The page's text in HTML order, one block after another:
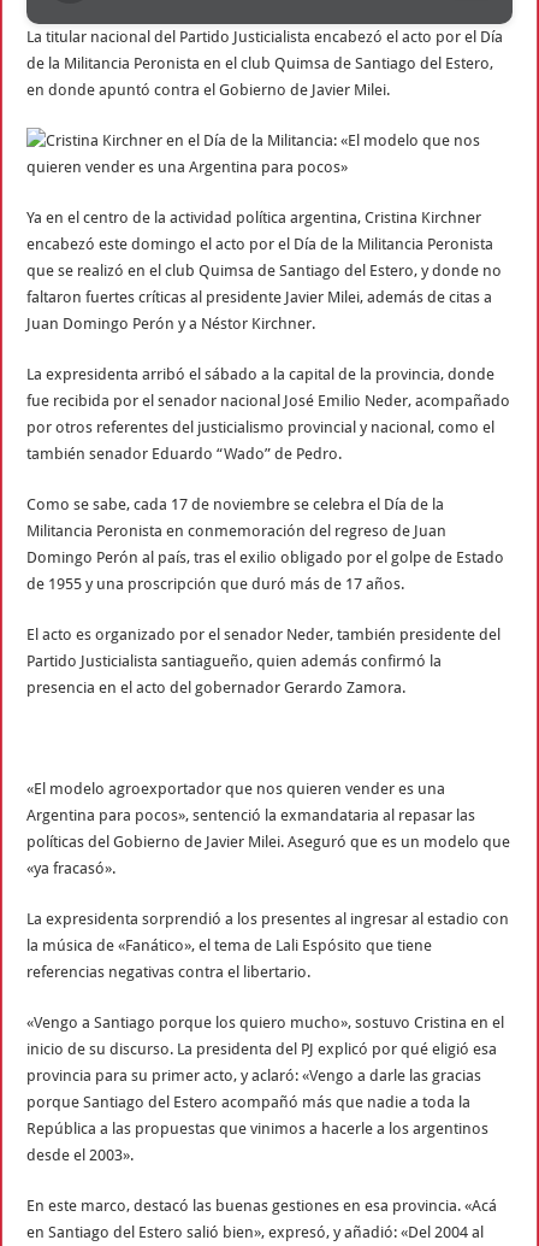
La titular nacional del Partido Justicialista encabezó el acto por el Día
de la Militancia Peronista en el club Quimsa de Santiago del Estero,
en donde apuntó contra el Gobierno de Javier Milei.
Ya en el centro de la actividad política argentina, Cristina Kirchner
encabezó este domingo el acto por el Día de la Militancia Peronista
que se realizó en el club Quimsa de Santiago del Estero, y donde no
faltaron fuertes críticas al presidente Javier Milei, además de citas a
Juan Domingo Perón y a Néstor Kirchner.
La expresidenta arribó el sábado a la capital de la provincia, donde
fue recibida por el senador nacional José Emilio Neder, acompañado
por otros referentes del justicialismo provincial y nacional, como el
también senador Eduardo “Wado” de Pedro.
Como se sabe, cada 17 de noviembre se celebra el Día de la
Militancia Peronista en conmemoración del regreso de Juan
Domingo Perón al país, tras el exilio obligado por el golpe de Estado
de 1955 y una proscripción que duró más de 17 años.
El acto es organizado por el senador Neder, también presidente del
Partido Justicialista santiagueño, quien además confirmó la
presencia en el acto del gobernador Gerardo Zamora.
«El modelo agroexportador que nos quieren vender es una
Argentina para pocos», sentenció la exmandataria al repasar las
políticas del Gobierno de Javier Milei. Aseguró que es un modelo que
«ya fracasó».
La expresidenta sorprendió a los presentes al ingresar al estadio con
la música de «Fanático», el tema de Lali Espósito que tiene
referencias negativas contra el libertario.
«Vengo a Santiago porque los quiero mucho», sostuvo Cristina en el
inicio de su discurso. La presidenta del PJ explicó por qué eligió esa
provincia para su primer acto, y aclaró: «Vengo a darle las gracias
porque Santiago del Estero acompañó más que nadie a toda la
República a las propuestas que vinimos a hacerle a los argentinos
desde el 2003».
En este marco, destacó las buenas gestiones en esa provincia. «Acá
en Santiago del Estero salió bien», expresó, y añadió: «Del 2004 al